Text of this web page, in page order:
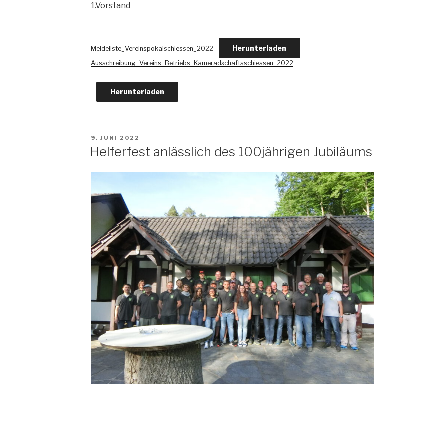
1.Vorstand
Meldeliste_Vereinspokalschiessen_2022 Herunterladen
Ausschreibung_Vereins_Betriebs_Kameradschaftsschiessen_2022
Herunterladen
VERÖFFENTLICHT
9. JUNI 2022
Helferfest anlässlich des 100jährigen Jubiläums